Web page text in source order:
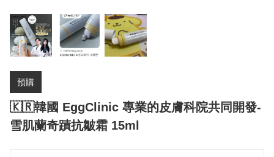
預購
🇰🇷韓國 EggClinic 專業的皮膚科院共同開發-
雪肌蘭奇蹟抗皺霜 15ml